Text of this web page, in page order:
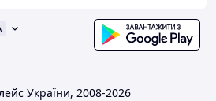
України, 2008-2026